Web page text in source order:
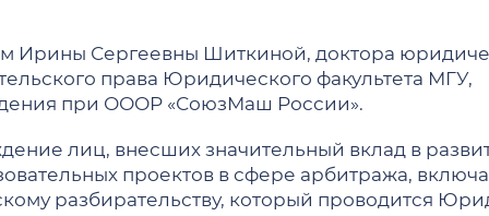
Общие сведения
Отчеты о работе профсоюзного комитета
«Ломоносов» по
Восстановление
Обучение иностранных
работы
с платного
Центр международных
правовая экспертиза»
и
Н.Ф. Кузнецовой
уголовно-
исследований
Ирины Сергеевны Шиткиной, доктора
права Юридического факультета МГУ,
при ОООР «СоюзМаш России».
лиц, внесших значительный вклад в
проектов в сфере арбитража,
разбирательству, который проводится